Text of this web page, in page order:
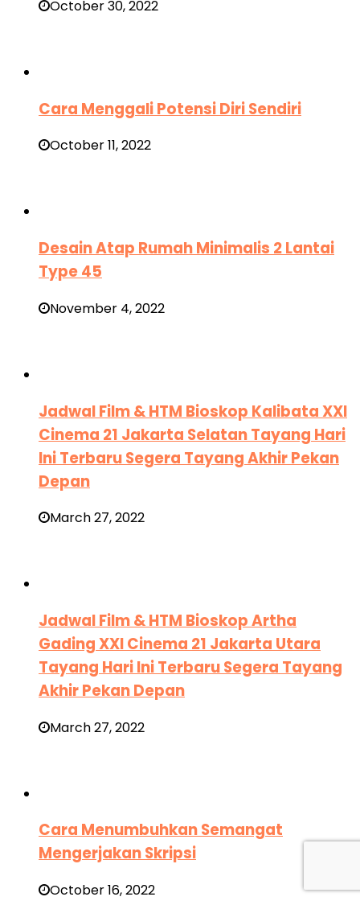
October 30, 2022
Cara Menggali Potensi Diri Sendiri
October 11, 2022
Desain Atap Rumah Minimalis 2 Lantai
Type 45
November 4, 2022
Jadwal Film & HTM Bioskop Kalibata XXI
Cinema 21 Jakarta Selatan Tayang Hari
Ini Terbaru Segera Tayang Akhir Pekan
Depan
March 27, 2022
Jadwal Film & HTM Bioskop Artha
Gading XXI Cinema 21 Jakarta Utara
Tayang Hari Ini Terbaru Segera Tayang
Akhir Pekan Depan
March 27, 2022
Cara Menumbuhkan Semangat
Mengerjakan Skripsi
October 16, 2022